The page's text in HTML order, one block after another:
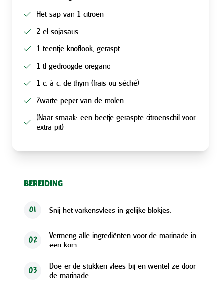
Het sap van 1 citroen
2 el sojasaus
1 teentje knoflook, geraspt
1 tl gedroogde oregano
1 c. à c. de thym (frais ou séché)
Zwarte peper van de molen
(Naar smaak: een beetje geraspte citroenschil voor
extra pit)
BEREIDING
01 Snij het varkensvlees in gelijke blokjes.
02
Vermeng alle ingrediënten voor de marinade in
een kom.
03
Doe er de stukken vlees bij en wentel ze door
de marinade.